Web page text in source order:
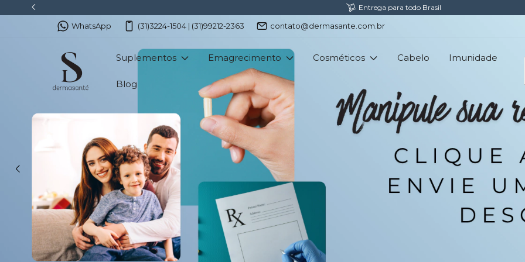
Fretes Gratis acima de R$300,00
WhatsApp (31)3224-1504 | (31)99212-2363 contato@dermasante.com.br
Suplementos Emagrecimento Cosméticos Cabelo Imunidade
Blog